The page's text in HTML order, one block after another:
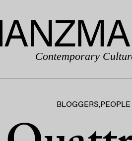
Contemporary
BLOGGERS,